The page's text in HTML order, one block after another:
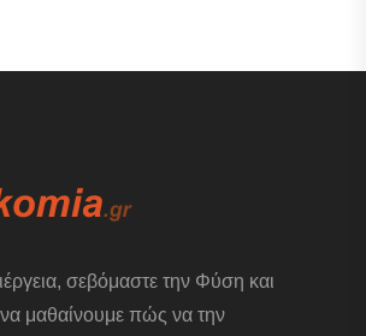
σεβόμαστε την Φύση και
μαθαίνουμε πώς να την